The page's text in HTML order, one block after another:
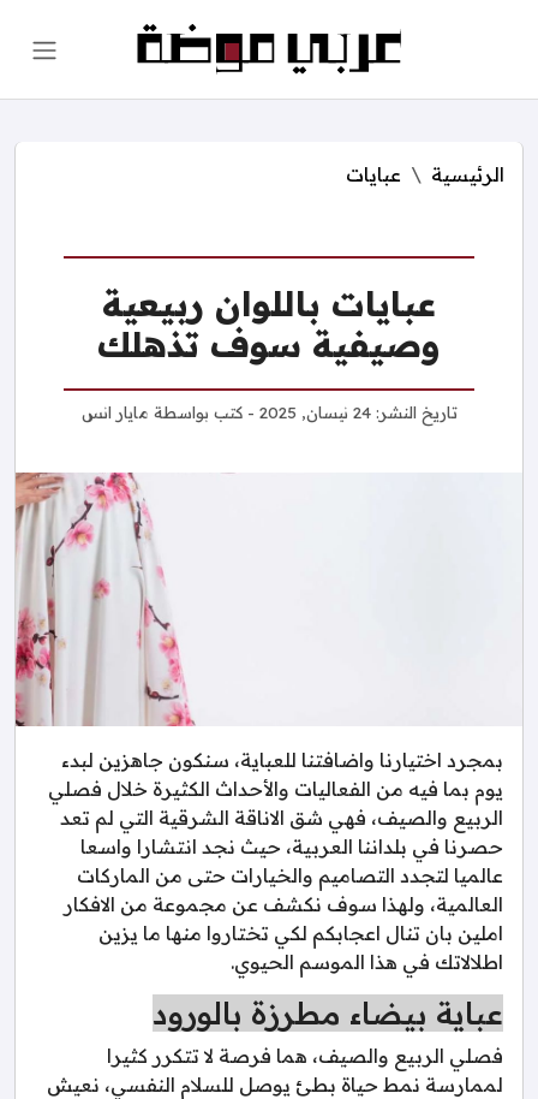
الرئيسية عبايات
عبايات باللوان ربيعية
وصيفية سوف تذهلك
تاريخ النشر:24 نيسان, 2025 - كتب بواسطة مايار انس
بمجرد اختيارنا واضافتنا للعباية، سنكون جاهزين لبدء
يوم بما فيه من الفعاليات والأحداث الكثيرة خلال فصلي
الربيع والصيف، فهي شق الاناقة الشرقية التي لم تعد
حصرنا في بلداننا العربية، حيث نجد انتشارا واسعا
عالميا لتجدد التصاميم والخيارات حتى من الماركات
العالمية، ولهذا سوف نكشف عن مجموعة من الافكار
املين بان تنال اعجابكم لكي تختاروا منها ما يزين
اطلالاتك في هذا الموسم الحيوي.
عباية بيضاء مطرزة بالورود
فصلي الربيع والصيف، هما فرصة لا تتكرر كثيرا
لممارسة نمط حياة بطئ يوصل للسلام النفسي، نعيش